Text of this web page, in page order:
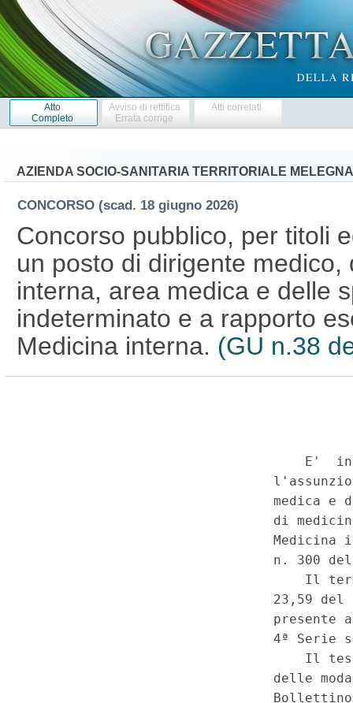
Atto
Completo
Avviso di rettifica
Errata corrige
Atti correlati
AZIENDA SOCIO-SANITARIA TERRITORIALE
CONCORSO (scad. 18 giugno 2026)
Concorso pubblico, per titoli
un posto di dirigente medico,
interna, area medica e delle
indeterminato e a rapporto
Medicina interna. (GU n.38